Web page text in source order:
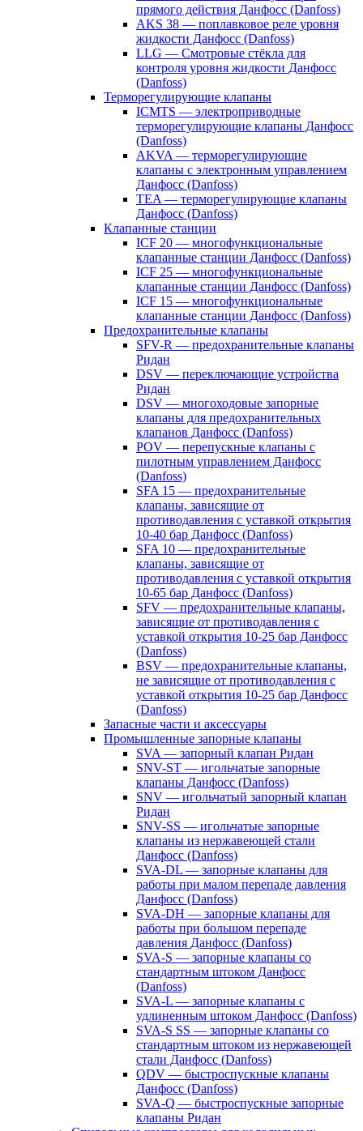
прямого действия Данфосс (Danfoss)
AKS 38 — поплавковое реле уровня
жидкости Данфосс (Danfoss)
LLG — Смотровые стёкла для
контроля уровня жидкости Данфосс
(Danfoss)
Терморегулирующие клапаны
ICMTS — электроприводные
терморегулирующие клапаны Данфосс
(Danfoss)
AKVA — терморегулирующие
клапаны с электронным управлением
Данфосс (Danfoss)
TEA — терморегулирующие клапаны
Данфосс (Danfoss)
Клапанные станции
ICF 20 — многофункциональные
клапанные станции Данфосс (Danfoss)
ICF 25 — многофункциональные
клапанные станции Данфосс (Danfoss)
ICF 15 — многофункциональные
клапанные станции Данфосс (Danfoss)
Предохранительные клапаны
SFV-R — предохранительные клапаны
Ридан
DSV — переключающие устройства
Ридан
DSV — многоходовые запорные
клапаны для предохранительных
клапанов Данфосс (Danfoss)
POV — перепускные клапаны с
пилотным управлением Данфосс
(Danfoss)
SFA 15 — предохранительные
клапаны, зависящие от
противодавления с уставкой открытия
10-40 бар Данфосс (Danfoss)
SFA 10 — предохранительные
клапаны, зависящие от
противодавления с уставкой открытия
10-65 бар Данфосс (Danfoss)
SFV — предохранительные клапаны,
зависящие от противодавления с
уставкой открытия 10-25 бар Данфосс
(Danfoss)
BSV — предохранительные клапаны,
не зависящие от противодавления с
уставкой открытия 10-25 бар Данфосс
(Danfoss)
Запасные части и аксессуары
Промышленные запорные клапаны
SVA — запорный клапан Ридан
SNV-ST — игольчатые запорные
клапаны Данфосс (Danfoss)
SNV — игольчатый запорный клапан
Ридан
SNV-SS — игольчатые запорные
клапаны из нержавеющей стали
Данфосс (Danfoss)
SVA-DL — запорные клапаны для
работы при малом перепаде давления
Данфосс (Danfoss)
SVA-DH — запорные клапаны для
работы при большом перепаде
давления Данфосс (Danfoss)
SVA-S — запорные клапаны со
стандартным штоком Данфосс
(Danfoss)
SVA-L — запорные клапаны с
удлиненным штоком Данфосс (Danfoss)
SVA-S SS — запорные клапаны со
стандартным штоком из нержавеющей
стали Данфосс (Danfoss)
QDV — быстроспускные клапаны
Данфосс (Danfoss)
SVA-Q — быстроспускные запорные
клапаны Ридан